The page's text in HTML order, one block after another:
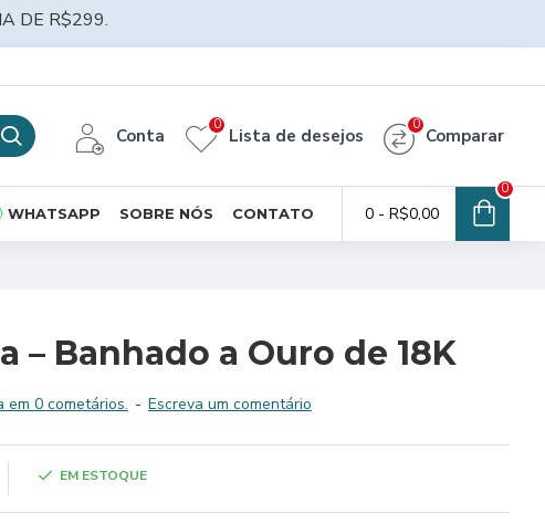
DE R$299.
Conta Lista de desejos
0
Comparar
0
WHATSAPP SOBRE NÓS CONTATO 0 - R$0,00
0
– Banhado a Ouro de 18K
em 0 cometários. - Escreva um comentário
EM ESTOQUE